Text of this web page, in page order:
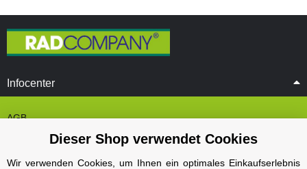
Infocenter
AGB
Cookie Einstelungen
Datenschutz
Dieser Shop verwendet Cookies
Wir verwenden Cookies, um Ihnen ein optimales Einkaufserlebnis